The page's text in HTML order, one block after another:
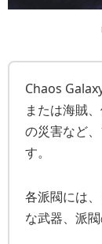
Chaos
または海賊
の災害など
す。
各派閥には
な武器、派